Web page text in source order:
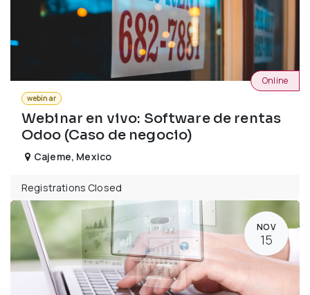
webinar
Webinar en vivo: Software de rentas
Odoo (Caso de negocio)
Online
Cajeme, Mexico
Registrations Closed
NOV
15